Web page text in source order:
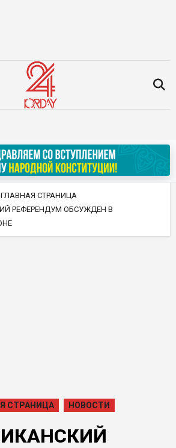
ГЛАВНАЯ СТРАНИЦА
РЕФЕРЕНДУМ ОБСУЖДЕН В
СТРАНИЦА НОВОСТИ